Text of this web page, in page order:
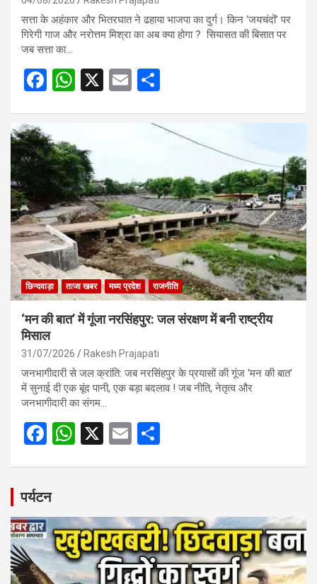
सत्ता के अहंकार और भितरघात ने ढहाया भाजपा का दुर्ग। किन ‘जयचंदों’ पर
गिरेगी गाज और नरोत्तम मिश्रा का अब क्या होगा ? सियासत की बिसात पर
जब सत्ता का…
F
b
o
o
k
W
s
A
p
p
X
E
ail ar
छिन्दवाड़ा ताजा खबर मध्य प्रदेश राजनीति
‘मन की बात’ में गूंजा नरसिंहपुर: जल संरक्षण में बनी राष्ट्रीय
मिसाल
31/07/2026 Rakesh Prajapati
जनभागीदारी से जल क्रांति: जब नरसिंहपुर के प्रयासों की गूंज ‘मन की बात’
में सुनाई दी एक बूंद पानी, एक बड़ा बदलाव ! जब नीति, नेतृत्व और
जनभागीदारी का संगम…
F
b
o
o
k
W
A
p
p
X
E
पर्यटन